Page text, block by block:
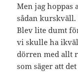
Men jag hoppas
sådan kurskväll.
Blev lite dumt
vi skulle ha
dörren med allt
som säger att